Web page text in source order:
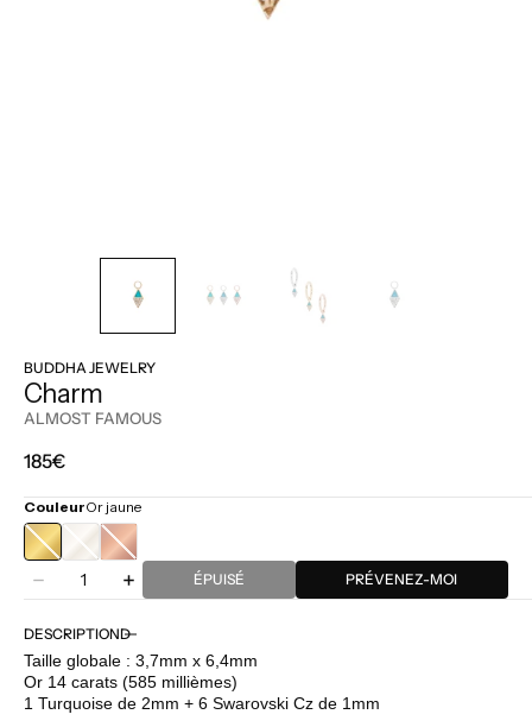
BUDDHA JEWELRY
Charm
ALMOST FAMOUS
Prix
185€
CouleurOr jaune
OR
JAUNE
OR
BLANC
OR
ROSE
Diminuer
quantité
pour
Buddha
Jewelry
Quantité
Augmenter
quantité
pour
Buddha
Jewelry
ÉPUISÉ PRÉVENEZ-MOI
DESCRIPTION
Taille globale : 3,7mm x 6,4mm
Or 14 carats (585 millièmes)
1 Turquoise de 2mm + 6 Swarovski Cz de 1mm